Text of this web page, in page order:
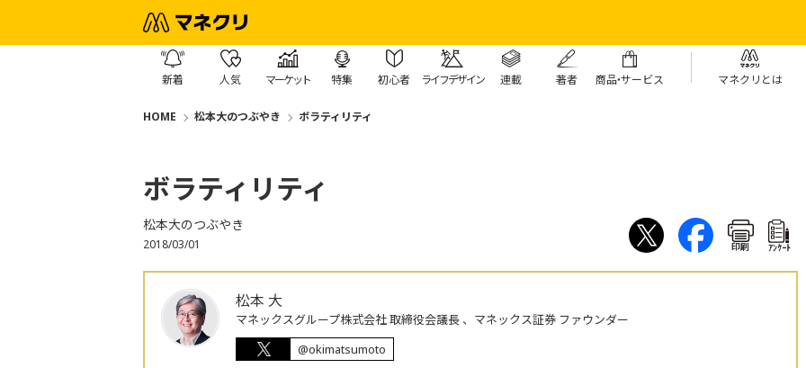
新着 人気 マーケット 特集 初心者 ライフデザイン 連載 著者 商品・サービス マネクリとは
HOME 松本大のつぶやき ボラティリティ
ボラティリティ
松本大のつぶやき
2018/03/01 印刷 ｱﾝｹｰﾄ
松本 大
マネックスグループ株式会社 取締役会議長 、マネックス証券 ファウンダー
@okimatsumoto